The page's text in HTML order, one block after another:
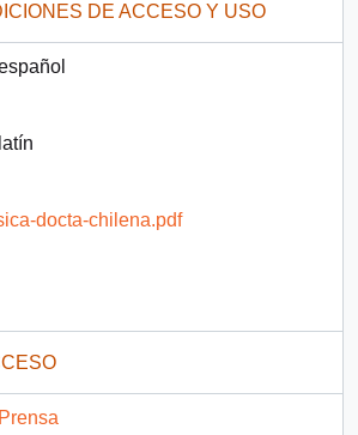
DE ACCESO Y USO
latín
docta-chilena.pdf
Prensa